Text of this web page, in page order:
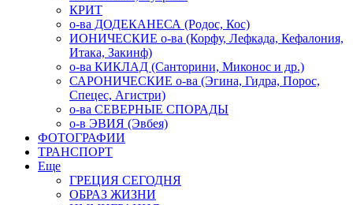
КРИТ
о-ва ДОДЕКАНЕСА (Родос, Кос)
ИОНИЧЕСКИЕ о-ва (Корфу, Лефкада, Кефалония,
Итака, Закинф)
о-ва КИКЛАД (Санторини, Миконос и др.)
САРОНИЧЕСКИЕ о-ва (Эгина, Гидра, Порос,
Спецес, Агистри)
о-ва СЕВЕРНЫЕ СПОРАДЫ
о-в ЭВИЯ (Эвбея)
ФОТОГРАФИИ
ТРАНСПОРТ
Еще
ГРЕЦИЯ СЕГОДНЯ
ОБРАЗ ЖИЗНИ